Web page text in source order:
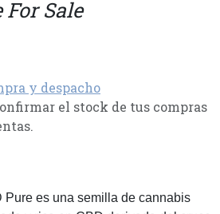
Sale
y despacho
el stock de tus compras
Pure es una semilla de cannabis